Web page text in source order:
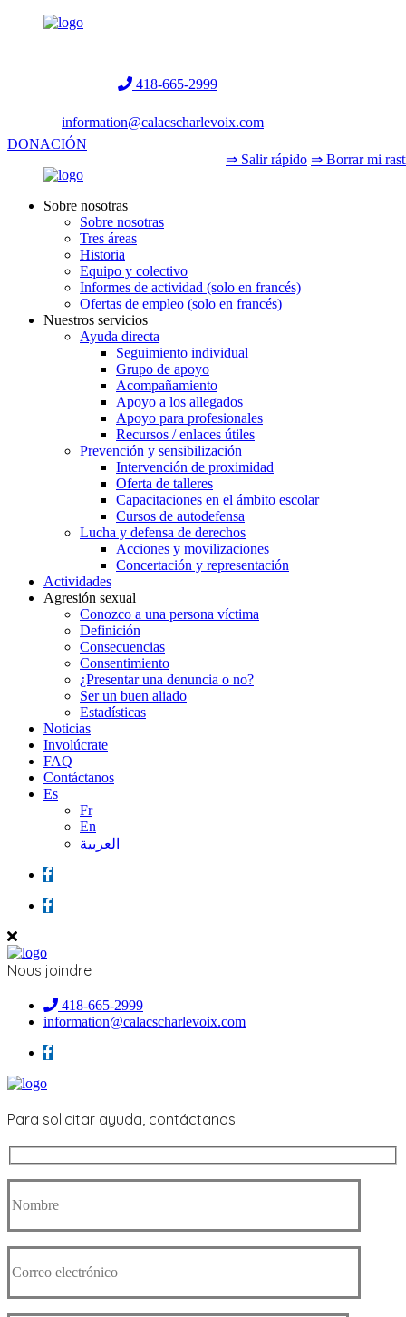
418-665-2999
information@calacscharlevoix.com
⇒ Salir rápido ⇒ Borrar mi
DONACIÓN
Sobre nosotras
Sobre nosotras
Tres áreas
Historia
Equipo y colectivo
Informes de actividad (solo en francés)
Ofertas de empleo (solo en francés)
Nuestros servicios
Ayuda directa
Seguimiento individual
Grupo de apoyo
Acompañamiento
Apoyo a los allegados
Apoyo para profesionales
Recursos / enlaces útiles
Prevención y sensibilización
Intervención de proximidad
Oferta de talleres
Capacitaciones en el ámbito escolar
Cursos de autodefensa
Lucha y defensa de derechos
Acciones y movilizaciones
Concertación y representación
Actividades
Agresión sexual
Conozco a una persona víctima
Definición
Consecuencias
Consentimiento
¿Presentar una denuncia o no?
Ser un buen aliado
Estadísticas
Noticias
Involúcrate
FAQ
Contáctanos
Es
Fr
En
العربية
Nous joindre
418-665-2999
information@calacscharlevoix.com
Para solicitar ayuda, contáctanos.